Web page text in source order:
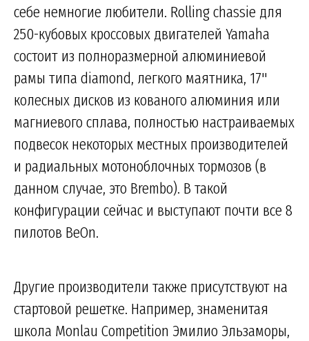
себе немногие любители. Rolling chassie для
250-кубовых кроссовых двигателей Yamaha
состоит из полноразмерной алюминиевой
рамы типа diamond, легкого маятника, 17"
колесных дисков из кованого алюминия или
магниевого сплава, полностью настраиваемых
подвесок некоторых местных производителей
и радиальных мотоноблочных тормозов (в
данном случае, это Brembo). В такой
конфигурации сейчас и выступают почти все 8
пилотов BeOn.
Другие производители также присутствуют на
стартовой решетке. Например, знаменитая
школа Monlau Competition Эмилио Эльзаморы,